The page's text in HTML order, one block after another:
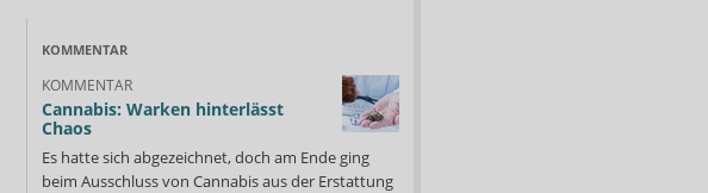
KOMMENTAR
KOMMENTAR
Cannabis: Warken hinterlässt
Chaos
Es hatte sich abgezeichnet, doch am Ende ging
beim Ausschluss von Cannabis aus der Erstattung